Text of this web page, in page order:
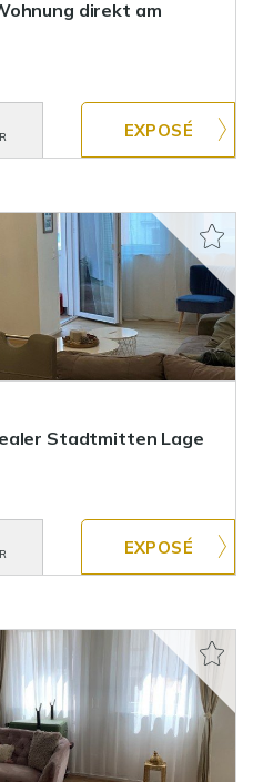
direkt am
Stadtmitten Lage